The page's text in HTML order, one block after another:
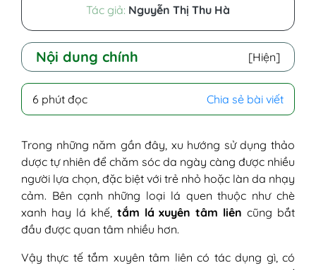
Tác giả: Nguyễn Thị Thu Hà
Nội dung chính [Hiện]
1. Hỗ trợ điều trị rôm sảy, mẩn ngứa
3. Hỗ trợ cải thiện các bệnh lý viêm
da
II - Có nên tắm xuyên tâm liên cho bé
không?
III - Hướng dẫn cách nấu và tắm bằng
nước lá xuyên tâm liên chuẩn nhất
liên
6 phút đọc Chia sẻ bài viết
Trong những năm gần đây, xu hướng sử dụng thảo
dược tự nhiên để chăm sóc da ngày càng được nhiều
người lựa chọn, đặc biệt với trẻ nhỏ hoặc làn da nhạy
cảm. Bên cạnh những loại lá quen thuộc như chè
xanh hay lá khế, tắm lá xuyên tâm liên cũng bắt
đầu được quan tâm nhiều hơn.
Vậy thực tế tắm xuyên tâm liên có tác dụng gì, có